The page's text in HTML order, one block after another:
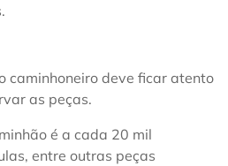
caminhoneiro deve ficar atento
as peças.
é a cada 20 mil
entre outras peças